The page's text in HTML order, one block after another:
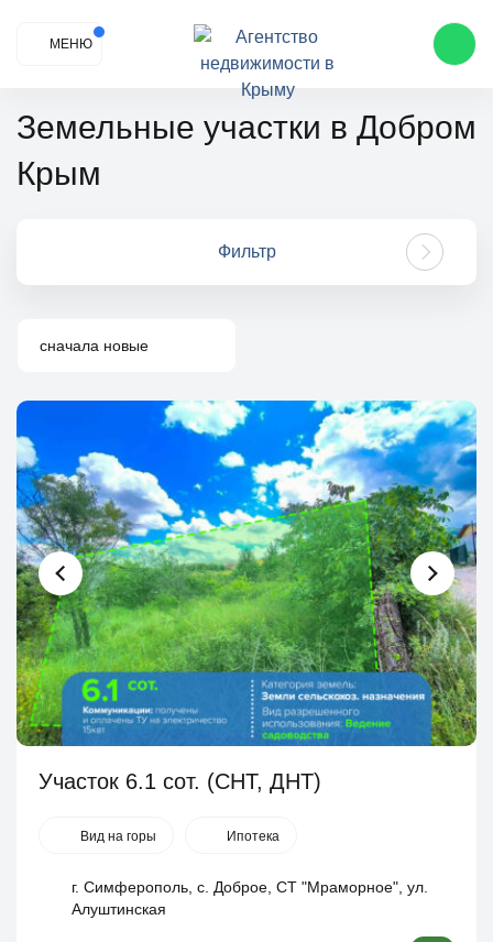
МЕНЮ
Земельные участки в Добром
Крым
Фильтр
сначала новые
Участок 6.1 сот. (СНТ, ДНТ)
Вид на горы Ипотека
г. Симферополь, с. Доброе, СТ "Мраморное", ул.
Алуштинская